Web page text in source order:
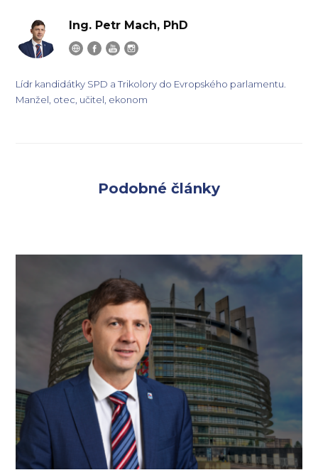
Ing. Petr Mach, PhD
Lídr kandidátky SPD a Trikolory do Evropského parlamentu.
Manžel, otec, učitel, ekonom
Podobné články